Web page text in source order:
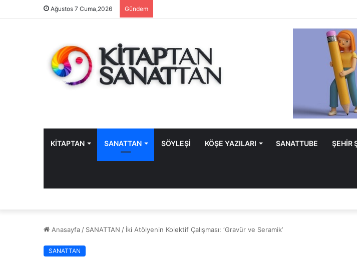
Ağustos 7 Cuma,2026 Gündem
KİTAPTAN SANATTAN SÖYLEŞİ KÖŞE YAZILARI SANATTUBE ŞEHİR
Anasayfa / SANATTAN / İki Atölyenin Kolektif Çalışması: ‘Gravür ve Seramik’
SANATTAN